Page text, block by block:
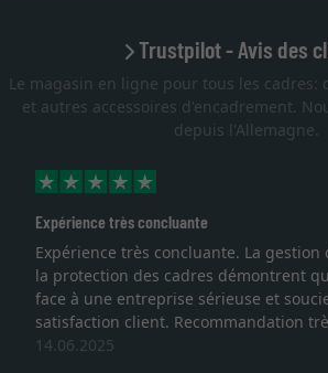
Trustpilot - Avis des
Le magasin en ligne pour tous les cadres:
et autres accessoires d'encadrement.
depuis l'Allemagne.
très concluante
très concluante. La gestion de la
des cadres démontrent que nous
une entreprise sérieuse et soucieuse de la
client. Recommandation très favo